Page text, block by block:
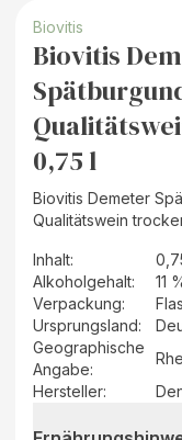
Biovitis
Biovitis
0,75 l
Biovitis Demeter
Qualitätswein
Inhalt:
Alkoholgehalt:
11
Verpackung:
Ursprungsland:
Geographische
Angabe:
Hersteller: